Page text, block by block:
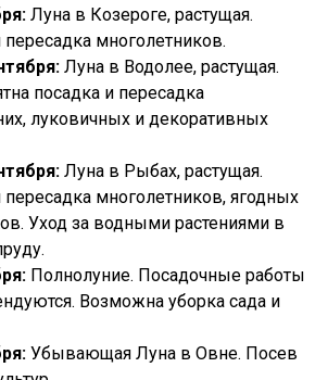
Луна в Козероге, растущая.
многолетников.
Луна в Водолее, растущая.
посадка и пересадка
луковичных и декоративных
Луна в Рыбах, растущая.
многолетников, ягодных
Уход за водными растениями в
Полнолуние. Посадочные работы
Возможна уборка сада и
Убывающая Луна в Овне. Посев